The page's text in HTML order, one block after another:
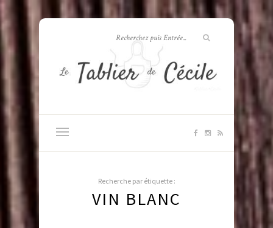
Recherche par étiquette :
VIN BLANC